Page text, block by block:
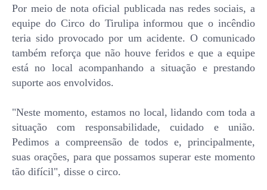
Por meio de nota oficial publicada nas redes sociais, a
equipe do Circo do Tirulipa informou que o incêndio
teria sido provocado por um acidente. O comunicado
também reforça que não houve feridos e que a equipe
está no local acompanhando a situação e prestando
suporte aos envolvidos.
"Neste momento, estamos no local, lidando com toda a
situação com responsabilidade, cuidado e união.
Pedimos a compreensão de todos e, principalmente,
suas orações, para que possamos superar este momento
tão difícil", disse o circo.